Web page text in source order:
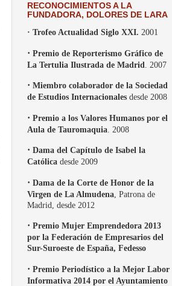
RECONOCIMIENTOS A LA
FUNDADORA, DOLORES DE LARA
· Trofeo Actualidad Siglo XXI. 2001
· Premio de Reporterismo Gráfico de
La Tertulia Ilustrada de Madrid . 2007
· Miembro colaborador de la Sociedad
de Estudios Internacionales desde 2008
· Premio a los Valores Humanos por el
Aula de Tauromaquia . 2008
· Dama del Capítulo de Isabel la
Católica desde 2009
· Dama de la Corte de Honor de la
Virgen de La Almudena , Patrona de
Madrid, desde 2012
· Premio Mujer Emprendedora 2013
por la Federación de Empresarios del
Sur-Suroeste de España, Fedesso
· Premio Periodístico a la Mejor Labor
Informativa 2014 por el Ayuntamiento